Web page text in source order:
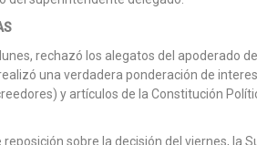
rechazó los alegatos del apoderado
una verdadera ponderación de
y artículos de la Constitución
sobre la decisión del viernes, la